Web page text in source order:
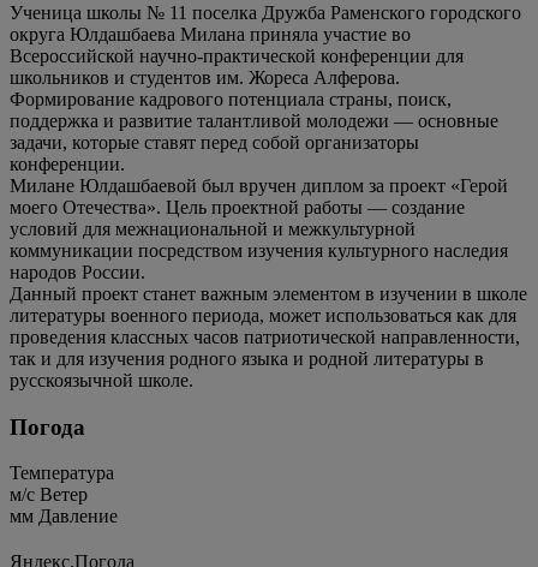
Ученица школы № 11 поселка Дружба Раменского городского
округа Юлдашбаева Милана приняла участие во
Всероссийской научно-практической конференции для
школьников и студентов им. Жореса Алферова.
Формирование кадрового потенциала страны, поиск,
поддержка и развитие талантливой молодежи — основные
задачи, которые ставят перед собой организаторы
конференции.
Милане Юлдашбаевой был вручен диплом за проект «Герой
моего Отечества». Цель проектной работы — создание
условий для межнациональной и межкультурной
коммуникации посредством изучения культурного наследия
народов России.
Данный проект станет важным элементом в изучении в школе
литературы военного периода, может использоваться как для
проведения классных часов патриотической направленности,
так и для изучения родного языка и родной литературы в
русскоязычной школе.
Погода
Температура
м/c Ветер
мм Давление
Яндекс.Погода